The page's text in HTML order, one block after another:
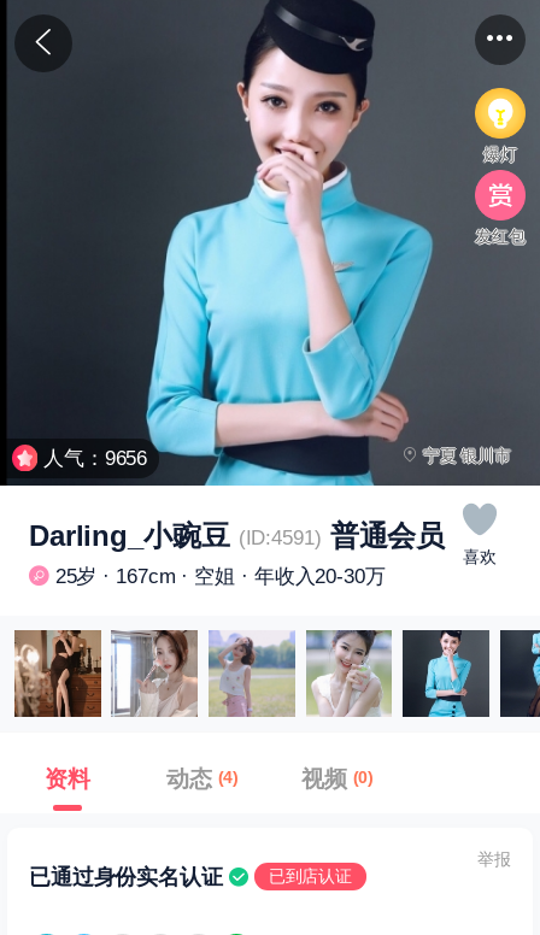
人气：9656 宁夏 银川市
Darling_小豌豆 (ID:4591) 普通会员
25岁 · 167cm · 空姐 · 年收入20-30万
喜欢
资料 动态 (4) 视频 (0)
已通过身份实名认证
举报
已到店认证
爆灯
发红包